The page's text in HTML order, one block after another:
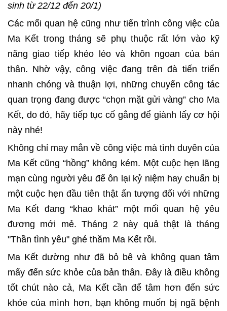
sinh từ 22/12 đến 20/1)
Các mối quan hệ cũng như tiến trình công việc của
Ma Kết trong tháng sẽ phụ thuộc rất lớn vào kỹ
năng giao tiếp khéo léo và khôn ngoan của bản
thân. Nhờ vậy, công việc đang trên đà tiến triển
nhanh chóng và thuận lợi, những chuyến công tác
quan trọng đang được “chọn mặt gửi vàng” cho Ma
Kết, do đó, hãy tiếp tục cố gắng để giành lấy cơ hội
này nhé!
Không chỉ may mắn về công việc mà tình duyên của
Ma Kết cũng “hồng” không kém. Một cuộc hẹn lãng
mạn cùng người yêu để ôn lại kỷ niệm hay chuẩn bị
một cuộc hẹn đầu tiên thật ấn tượng đối với những
Ma Kết đang “khao khát” một mối quan hệ yêu
đương mới mẻ. Tháng 2 này quả thật là tháng
"Thần tình yêu" ghé thăm Ma Kết rồi.
Ma Kết dường như đã bỏ bê và không quan tâm
mấy đến sức khỏe của bản thân. Đây là điều không
tốt chút nào cả, Ma Kết cần để tâm hơn đến sức
khỏe của mình hơn, bạn không muốn bị ngã bệnh